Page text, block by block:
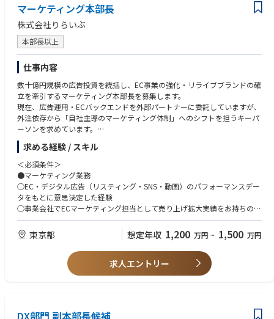
【Mission】
The mission of the Head of Pet Nutrition Japan is to transform Pure Salm
on Japan’s pet nutrition strategy into a commercially viable, measurable
and scalable business.
The role will focus on:
•defining and executing the Pet Nutrition business strategy in Japan;
•building the White/Private Label customer pipeline;
•leading commercial negotiations with customers and partners;
•shaping the product portfolio and innovation roadmap;
•managing pricing, margins, revenue targets and KPIs;
•supporting the commercial ramp-up of the dry pet food factory;
•assessing future opportunities for RAS-based products, wet formats an
d proprietary brands;
•coordinating internal teams to ensure that commercial ambition remain
s aligned with industrial capability.
The role is broad by design, but the first year should not attempt to activ
ate all strategic paths at once. The first priority is to build a credible Whit
e/Private Label and commercial foundation aligned with factory readine
ss. Premium, RAS-based, wet-format, DTC or proprietary brand opportu
nities should be sequenced according to proven customer demand, mar
gin potential and operational readiness.
・Business Strategy & Ownership
・Commercial Development & Customer Pipeline
・Factory & Operations Interface
•Strong strategic thinking combined with hands-on execution.
•Fluent English.
•Ability to operate in an early-stage or under-built business environment.
マーケティング本部長
株式会社りらいぶ
本部長以上
仕事内容
数十億円規模の広告投資を統括し、EC事業の強化・リライブブランドの確
立を牽引するマーケティング本部長を募集します。
現在、広告運用・ECバックエンドを外部パートナーに委託していますが、
外注依存から「自社主導のマーケティング体制」へのシフトを担うキーパ
ーソンを求めています。
＜主な業務内容＞
●広告代理店マネジメント・ディレクション
○ 広告代理店への戦略的ディレクション（数十億円規模の広告費の最適配
分）
○ 媒体別パフォーマンス分析に基づく予算配分の最適化・KPI管理
○ 外注依存からの脱却に向けた内製化ロードマップの策定
○ ShopifyベースのECサイト運営・改善ディレクション（CVR改善・UI/U
X最適化）
○ 新規ECサイトのゼロイチ立ち上げの検討・推進
○ 外部パートナーへの委託管理・バックエンドデータの活用推進
●ブランドのブランディング
●コールセンター（CSR）および既存顧客への再販サポート
求める経験 / スキル
＜必須条件＞
●マーケティング業務
○EC・デジタル広告（リスティング・SNS・動画）のパフォーマンスデー
タをもとに意思決定した経験
○事業会社でECマーケティング担当として売り上げ拡大実績をお持ちの方
○大手広告代理店へのディレクション経験、またはエージェンシー側での
プランナー・プロデューサー経験
○チーム・組織のマネジメント経験
●経営層との折衝経験
○経営層と直接議論しながら、マーケティング戦略の立案・推進および投
資判断をリードした経験
○マーケティング領域における予算策定・投資配分・KPI設計を主導し、
東京都 想定年収 1,200 万円 ~ 1,500 万円
求人エントリー